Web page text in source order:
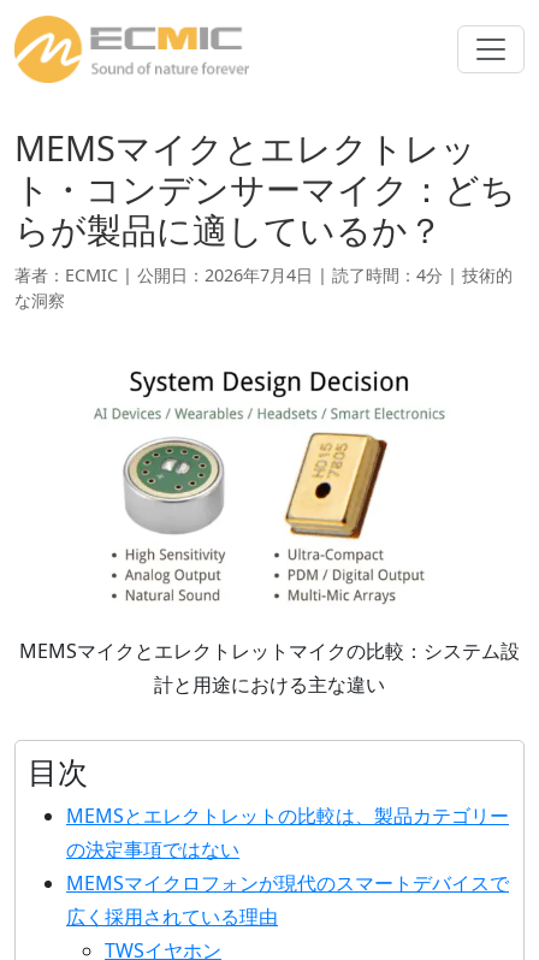
MEMSマイクとエレクトレッ
ト・コンデンサーマイク：どち
らが製品に適しているか？
著者：ECMIC | 公開日：2026年7月4日 | 読了時間：4分 | 技術的
な洞察
MEMSマイクとエレクトレットマイクの比較：システム設
計と用途における主な違い
目次
MEMSとエレクトレットの比較は、製品カテゴリー
の決定事項ではない
MEMSマイクロフォンが現代のスマートデバイスで
広く採用されている理由
TWSイヤホン